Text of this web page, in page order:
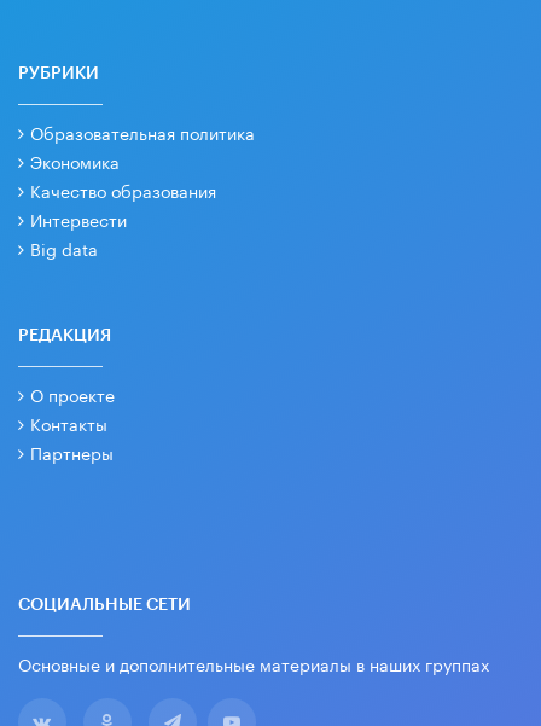
РУБРИКИ
Образовательная политика
Экономика
Качество образования
Интервести
Big data
РЕДАКЦИЯ
О проекте
Контакты
Партнеры
СОЦИАЛЬНЫЕ СЕТИ
Основные и дополнительные материалы в наших группах